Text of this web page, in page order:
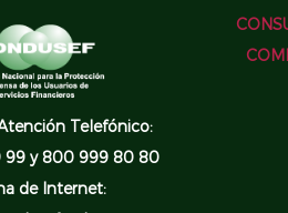
Telefónico:
99 y 800 999 80 80
de Internet: